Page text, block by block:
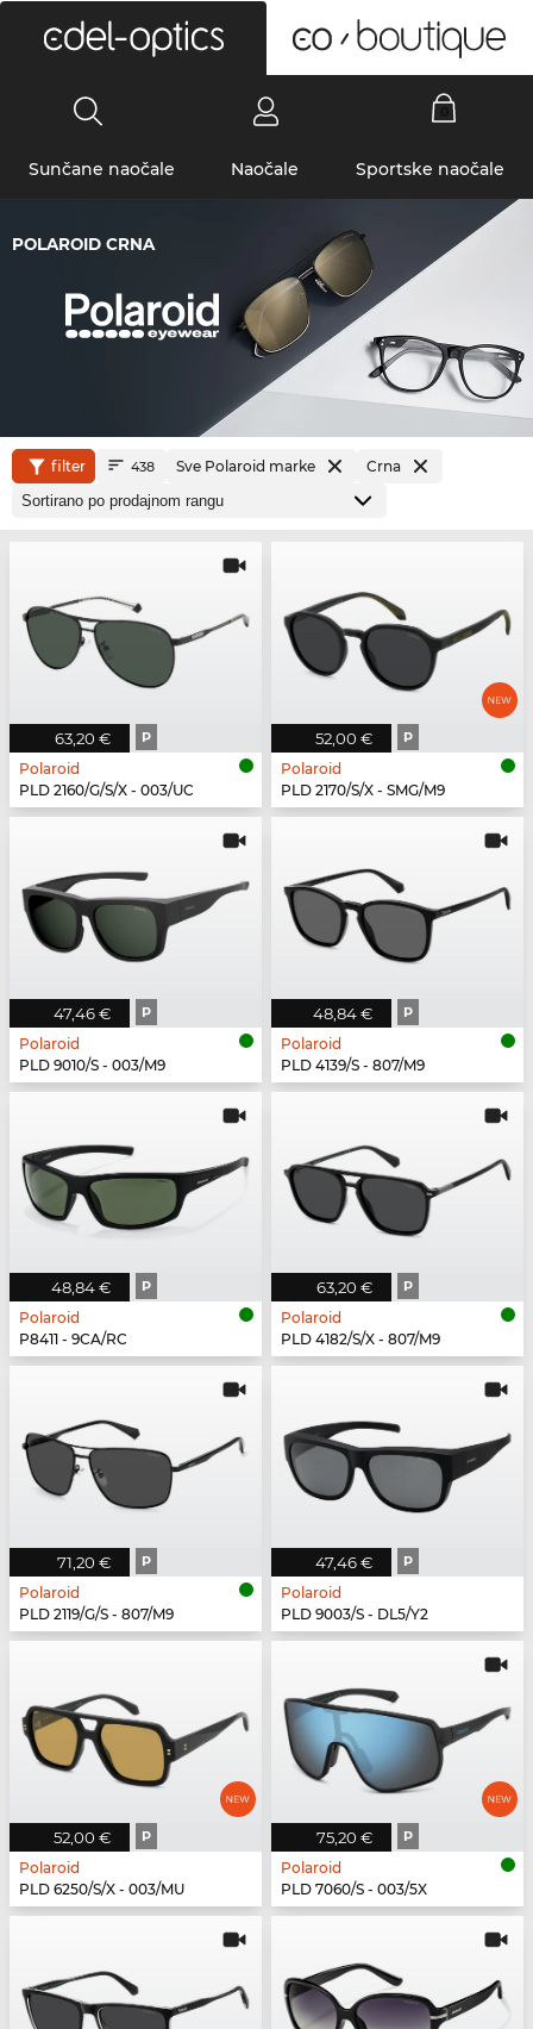
Sunčane naočale Naočale Sportske naočale
POLAROID CRNA
filter 438 Sve Polaroid marke Crna
63,20 € P
Polaroid
PLD 2160/G/S/X - 003/UC
52,00 € P
Polaroid
PLD 2170/S/X - SMG/M9
47,46 € P
Polaroid
PLD 9010/S - 003/M9
48,84 € P
Polaroid
PLD 4139/S - 807/M9
48,84 € P
Polaroid
P8411 - 9CA/RC
63,20 € P
Polaroid
PLD 4182/S/X - 807/M9
71,20 € P
Polaroid
PLD 2119/G/S - 807/M9
47,46 € P
Polaroid
PLD 9003/S - DL5/Y2
52,00 € P
Polaroid
PLD 6250/S/X - 003/MU
75,20 € P
Polaroid
PLD 7060/S - 003/5X